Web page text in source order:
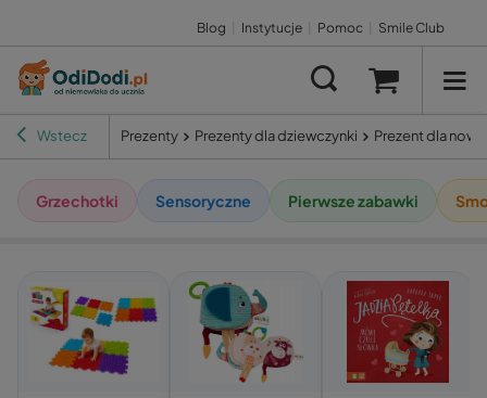
Blog Instytucje Pomoc Smile Club
Wstecz Prezenty Prezenty dla dziewczynki Prezent dla
Grzechotki Sensoryczne Pierwsze zabawki